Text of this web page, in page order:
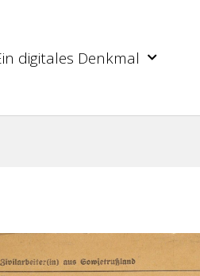
digitales Denkmal